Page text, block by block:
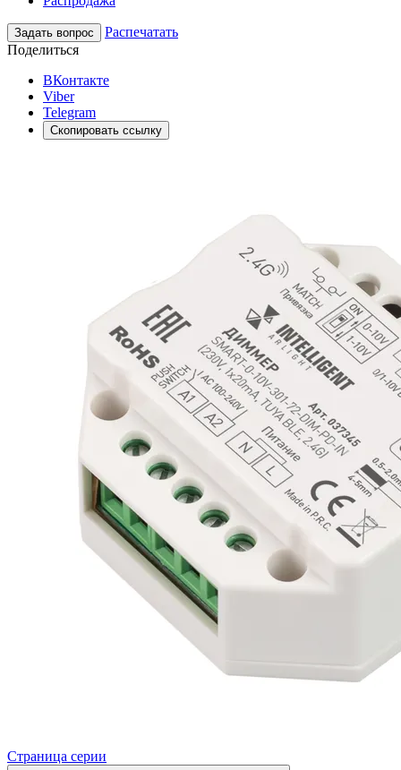
Задать вопрос
Распечатать
Поделиться
ВКонтакте
Viber
Telegram
Скопировать ссылку
Страница серии